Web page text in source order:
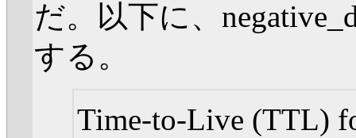
だ。以下に、
する。
Time-to-Live (TTL)